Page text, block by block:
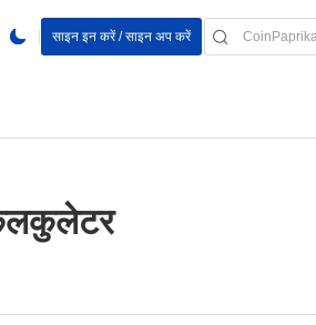
साइन इन करें / साइन अप करें